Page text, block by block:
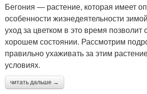
Бегония — растение, которая имеет
особенности жизнедеятельности
уход за цветком в это время позволит
хорошем состоянии. Рассмотрим
правильно ухаживать за этим
условиях.
читать дальше →